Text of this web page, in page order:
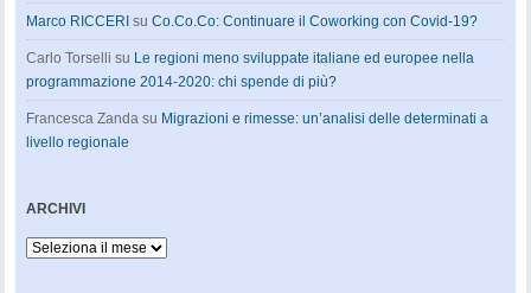
Marco RICCERI su Co.Co.Co: Continuare il Coworking con Covid-19?
Carlo Torselli su Le regioni meno sviluppate italiane ed europee nella
programmazione 2014-2020: chi spende di più?
Francesca Zandasu Migrazioni e rimesse: un’analisi delle determinati a
livello regionale
ARCHIVI
Archivi